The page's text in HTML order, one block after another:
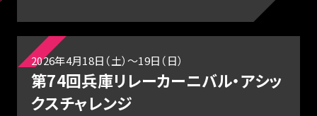
2026年4月18日（土）～19日（日）
第74回兵庫リレーカーニバル・アシッ
クスチャレンジ